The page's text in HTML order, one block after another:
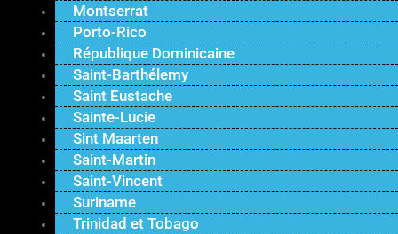
Montserrat
Porto-Rico
République Dominicaine
Saint-Barthélemy
Saint Eustache
Sainte-Lucie
Sint Maarten
Saint-Martin
Saint-Vincent
Suriname
Trinidad et Tobago